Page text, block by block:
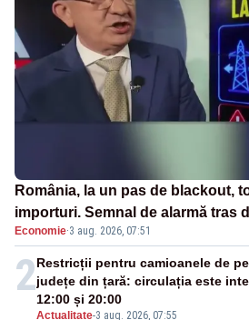
România, la un pas de blackout,
importuri. Semnal de alarmă tras
energie
Economie·3 aug. 2026, 07:51
2
Actualitate-3 aug. 2026, 07:55
Restricții pentru camioanele de
județe din țară: circulația este
12:00 și 20:00